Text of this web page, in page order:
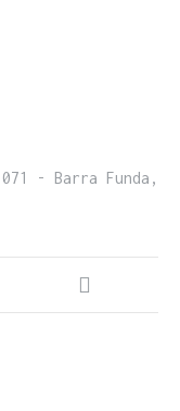
- Barra Funda,
festas, free